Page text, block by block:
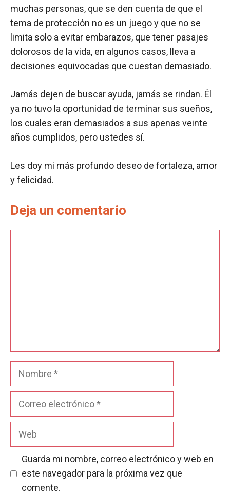
muchas personas, que se den cuenta de que el
tema de protección no es un juego y que no se
limita solo a evitar embarazos, que tener pasajes
dolorosos de la vida, en algunos casos, lleva a
decisiones equivocadas que cuestan demasiado.
Jamás dejen de buscar ayuda, jamás se rindan. Él
ya no tuvo la oportunidad de terminar sus sueños,
los cuales eran demasiados a sus apenas veinte
años cumplidos, pero ustedes sí.
Les doy mi más profundo deseo de fortaleza, amor
y felicidad.
Deja un comentario
Nombre
Guarda mi nombre, correo electrónico y web en
este navegador para la próxima vez que
comente.